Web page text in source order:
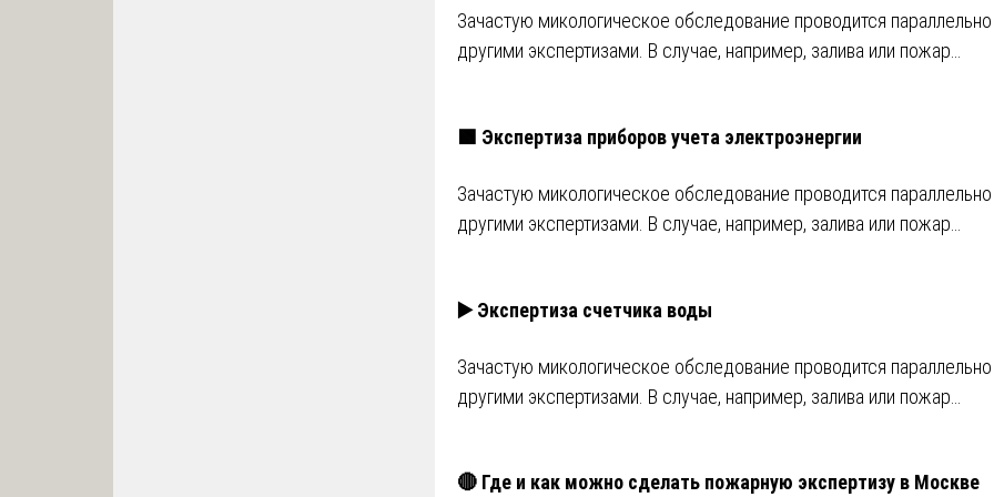
Зачастую микологическое обследование проводится
другими экспертизами. В случае, например, залива или пожар…
🟩 Экспертиза приборов учета электроэнергии
Зачастую микологическое обследование проводится
другими экспертизами. В случае, например, залива или пожар…
▶️ Экспертиза счетчика воды
Зачастую микологическое обследование проводится
другими экспертизами. В случае, например, залива или пожар…
🔴 Где и как можно сделать пожарную экспертизу в Москве